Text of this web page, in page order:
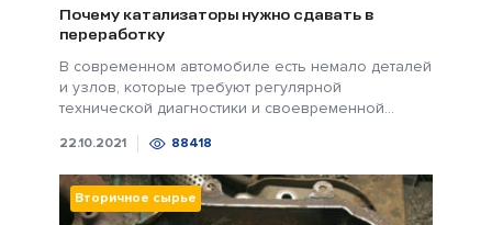
Почему катализаторы нужно сдавать в
переработку
В современном автомобиле есть немало деталей
и узлов, которые требуют регулярной
технической диагностики и своевременной...
22.10.2021 88418
Вторичное сырье